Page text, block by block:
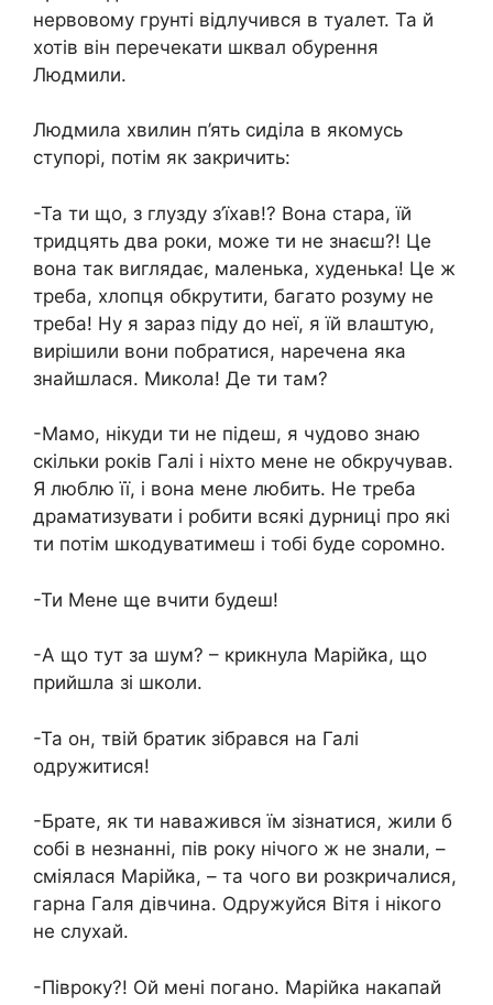
нервовому грунті відлучився в туалет. Та й
хотів він перечекати шквал обурення
Людмили.
Людмила хвилин п’ять сиділа в якомусь
ступорі, потім як закричить:
-Та ти що, з глузду з’їхав!? Вона стара, їй
тридцять два роки, може ти не знаєш?! Це
вона так виглядає, маленька, худенька! Це ж
треба, хлопця обкрутити, багато розуму не
треба! Ну я зараз піду до неї, я їй влаштую,
вирішили вони побратися, наречена яка
знайшлася. Микола! Де ти там?
-Мамо, нікуди ти не підеш, я чудово знаю
скільки років Галі і ніхто мене не обкручував.
Я люблю її, і вона мене любить. Не треба
драматизувати і робити всякі дурниці про які
ти потім шкодуватимеш і тобі буде соромно.
-Ти Мене ще вчити будеш!
-А що тут за шум? – крикнула Марійка, що
прийшла зі школи.
-Та он, твій братик зібрався на Галі
одружитися!
-Брате, як ти наважився їм зізнатися, жили б
собі в незнанні, пів року нічого ж не знали, –
сміялася Марійка, – та чого ви розкричалися,
гарна Галя дівчина. Одружуйся Вітя і нікого
не слухай.
-Півроку?! Ой мені погано. Марійка накапай